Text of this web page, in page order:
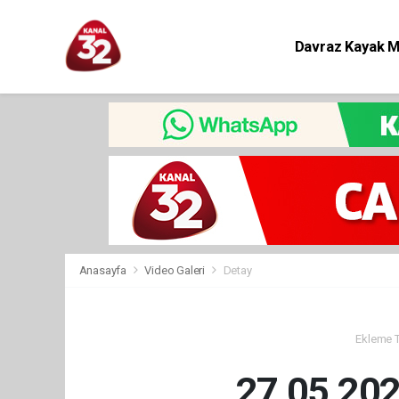
Davraz Kayak
Anasayfa Video Galeri Detay
Ekleme